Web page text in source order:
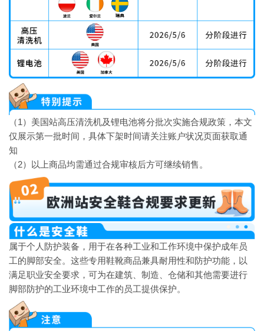
（1）美国站高压清洗机及锂电池将分批次实施合规政策，本文
仅展示第一批时间，具体下架时间请关注账户状况页面获取通
知
（2）以上商品均需通过合规审核后方可继续销售。
属于个人防护装备，用于在各种工业和工作环境中保护成年员
工的脚部安全。这些专用鞋靴商品兼具耐用性和防护功能，以
满足职业安全要求，可为在建筑、制造、仓储和其他需要进行
脚部防护的工业环境中工作的员工提供保护。